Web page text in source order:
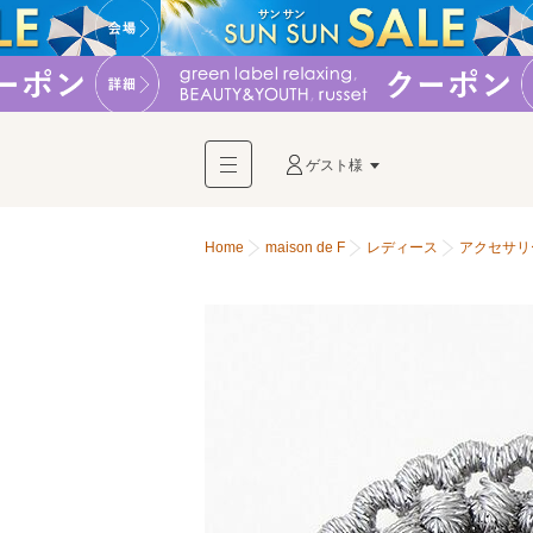
ゲスト様
Home maison de F レディース アクセサ